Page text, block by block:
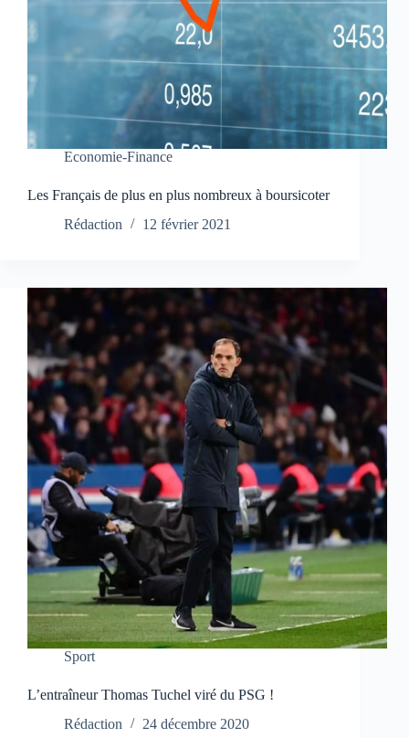
Economie-Finance
Les Français de plus en plus nombreux à boursicoter
Rédaction
12 février 2021
Sport
L’entraîneur Thomas Tuchel viré du PSG !
Rédaction
24 décembre 2020